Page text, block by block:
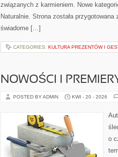
związanych z karmieniem. Nowe
Naturalnie. Strona została
świadome […]
CATEGORIES: KULTURA PREZENTÓW I
NOWOŚCI I
POSTED BY ADMIN KWI - 20 - 2026
o